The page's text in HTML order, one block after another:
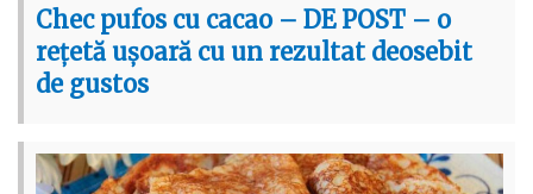
Chec pufos cu cacao – DE POST – o
rețetă ușoară cu un rezultat deosebit
de gustos